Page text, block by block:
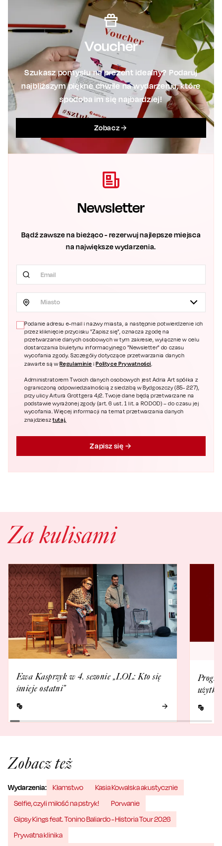
Voucher
Szukasz pomysłu na prezent idealny? Podaruj
najbliższym piękne chwile na wydarzeniu, które
spodoba im się najbardziej!
Zobacz
Newsletter
Bądź zawsze na bieżąco - rezerwuj najlepsze miejsca
na największe wydarzenia.
Miasto
Podanie adresu e-mail i nazwy miasta, a następnie potwierdzenie ich
przez kliknięcie przycisku "Zapisz się", oznacza zgodę na
przetwarzanie danych osobowych w tym zakresie, wyłącznie w celu
dostarczania biuletynu informacyjnego "Newsletter" do czasu
wycofania zgody. Szczegóły dotyczące przetwarzania danych
zawarte są wRegulaminie iPolityce Prywatności.
Administratorem Twoich danych osobowych jest Adria Art spółka z
ograniczoną odpowiedzialnością z siedzibą w Bydgoszczy (85- 227),
przy ulicy Artura Grottgera 4/2. Twoje dane będą przetwarzane na
podstawie wyrażonej zgody (art. 6 ust. 1 lit. a RODOD) – do czasu jej
wycofania. Więcej informacji na temat przetwarzania danych
znajdziesztutaj.
Zapisz się
Za kulisami
Ewa Kasprzyk w 4. sezonie „LOL: Kto się
śmieje ostatni”
Zobacz też
Wydarzenia: Kłamstwo
Kasia Kowalska akustycznie
Selfie, czyli miłość na pstryk!
Porwanie
Gipsy Kings feat. Tonino Baliardo - Historia Tour 2026
Prywatna klinika